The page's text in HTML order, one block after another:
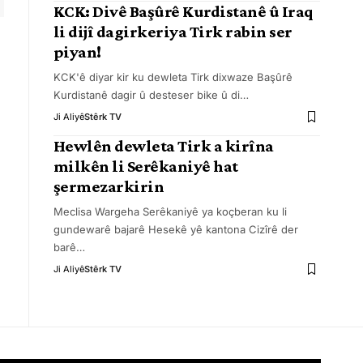
KCK: Divê Başûrê Kurdistanê û Iraq
li dijî dagirkeriya Tirk rabin ser
piyan!
KCK'ê diyar kir ku dewleta Tirk dixwaze Başûrê
Kurdistanê dagir û desteser bike û di…
Ji AliyêStêrk TV
Hewlên dewleta Tirk a kirîna
milkên li Serêkaniyê hat
şermezarkirin
Meclisa Wargeha Serêkaniyê ya koçberan ku li
gundewarê bajarê Hesekê yê kantona Cizîrê der
barê…
Ji AliyêStêrk TV